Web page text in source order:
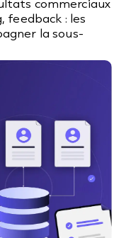
commerciaux
feedback : les
la sous-